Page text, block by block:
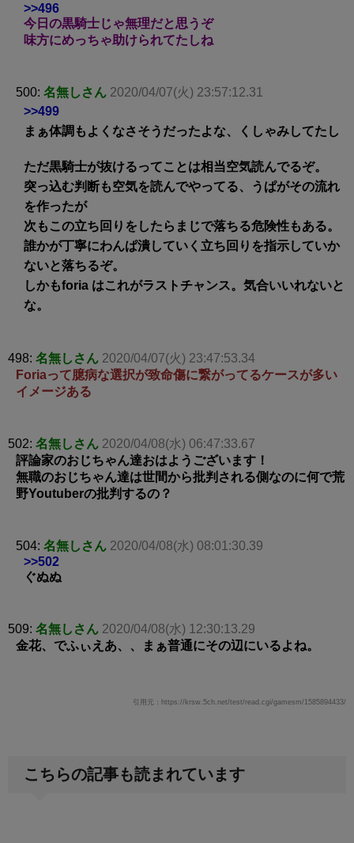
>>496
今日の黒騎士じゃ無理だと思うぞ
味方にめっちゃ助けられてたしね
500: 名無しさん 2020/04/07(火) 23:57:12.31
>>499
まぁ体調もよくなさそうだったよな、くしゃみしてたし
ただ黒騎士が抜けるってことは相当空気読んでるぞ。
突っ込む判断も空気を読んでやってる、うぱがその流れ
を作ったが
次もこの立ち回りをしたらまじで落ちる危険性もある。
誰かが丁寧にわんぱ潰していく立ち回りを指示していか
ないと落ちるぞ。
しかもforia はこれがラストチャンス。気合いいれないと
な。
498: 名無しさん 2020/04/07(火) 23:47:53.34
Foriaって臆病な選択が致命傷に繋がってるケースが多い
イメージある
502: 名無しさん 2020/04/08(水) 06:47:33.67
評論家のおじちゃん達おはようございます！
無職のおじちゃん達は世間から批判される側なのに何で荒
野Youtuberの批判するの？
504: 名無しさん 2020/04/08(水) 08:01:30.39
>>502
ぐぬぬ
509: 名無しさん 2020/04/08(水) 12:30:13.29
金花、でふぃえあ、、まぁ普通にその辺にいるよね。
引用元：https://krsw.5ch.net/test/read.cgi/gamesm/1585894433/
こちらの記事も読まれています